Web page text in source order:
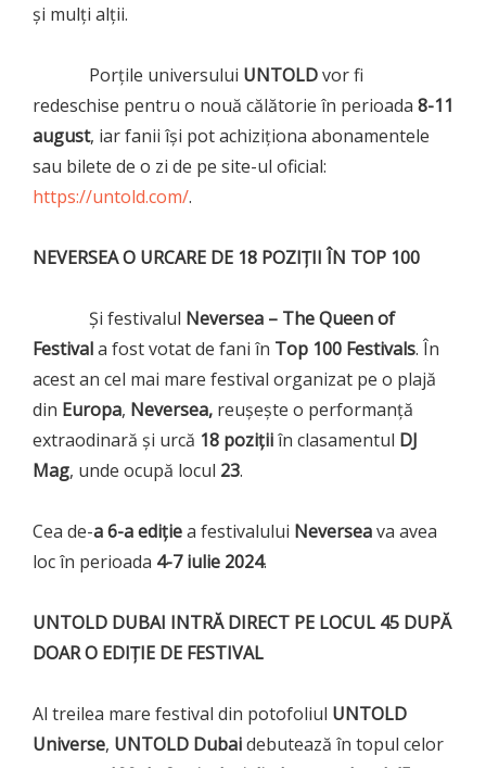
și mulți alții.
Porțile universului UNTOLDvor fi
redeschise pentru o nouă călătorie în perioada 8-11
august, iar fanii își pot achiziționa abonamentele
sau bilete de o zi de pe site-ul oficial:
https://untold.com/.
NEVERSEA O URCARE DE 18 POZIȚII ÎN TOP 100
Și festivalul Neversea – The Queen of
Festivala fost votat de fani în Top 100 Festivals. În
acest an cel mai mare festival organizat pe o plajă
din Europa, Neversea, reușește o performanță
extraodinară și urcă 18 pozițiiîn clasamentul DJ
Mag, unde ocupă locul 23.
Cea de-a 6-a edițiea festivalului Neverseava avea
loc în perioada 4-7 iulie 2024.
UNTOLD DUBAI INTRĂ DIRECT PE LOCUL 45 DUPĂ
DOAR O EDIȚIE DE FESTIVAL
Al treilea mare festival din potofoliul UNTOLD
Universe, UNTOLD Dubaidebutează în topul celor